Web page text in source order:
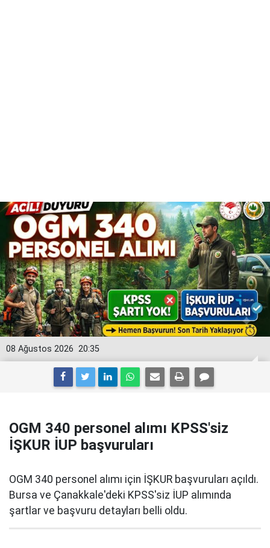
20:35
08 Ağustos 2026
OGM 340 personel alımı KPSS'siz
İŞKUR İUP başvuruları
OGM 340 personel alımı için İŞKUR başvuruları açıldı.
Bursa ve Çanakkale'deki KPSS'siz İUP alımında
şartlar ve başvuru detayları belli oldu.